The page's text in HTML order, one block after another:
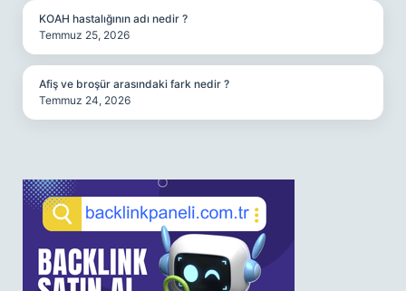
KOAH hastalığının adı nedir ?
Temmuz 25, 2026
Afiş ve broşür arasındaki fark nedir ?
Temmuz 24, 2026